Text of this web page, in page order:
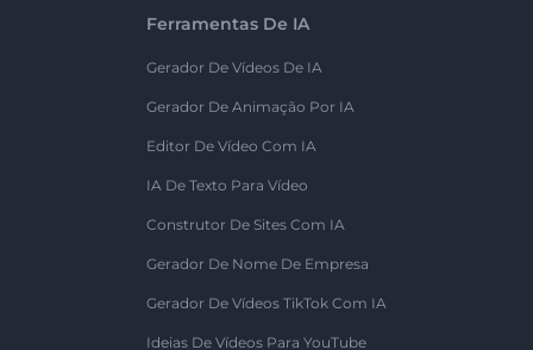
Ferramentas De IA
Gerador De Vídeos De IA
Gerador De Animação Por IA
Editor De Vídeo Com IA
IA De Texto Para Vídeo
Construtor De Sites Com IA
Gerador De Nome De Empresa
Gerador De Vídeos TikTok Com IA
Ideias De Vídeos Para YouTube